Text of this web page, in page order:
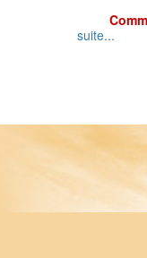
Un expert
suite...